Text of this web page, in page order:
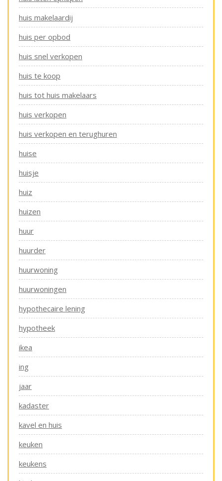
huis makelaardij
huis per opbod
huis snel verkopen
huis te koop
huis tot huis makelaars
huis verkopen
huis verkopen en terughuren
huise
huisje
huiz
huizen
huur
huurder
huurwoning
huurwoningen
hypothecaire lening
hypotheek
ikea
ing
jaar
kadaster
kavel en huis
keuken
keukens